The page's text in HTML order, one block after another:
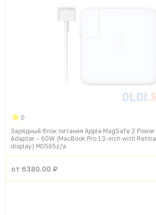
0
Зарядный блок питания Apple MagSafe 2 Power
Adapter - 60W (MacBook Pro 13-inch with Retina
display) MD565z/a
от 6380.00 ₽